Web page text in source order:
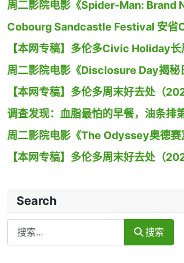
周二影院电影《Spider-Man: Brand
Cobourg Sandcastle Festival 安省
【本网专稿】多伦多Civic Holiday
周二影院电影《Disclosure Day揭秘
【本网专稿】多伦多周末好去处（
调查发现：血脂最怕的早餐，油条排
周二影院电影《The Odyssey奥德赛
【本网专稿】多伦多周末好去处（
Search
Search
搜索